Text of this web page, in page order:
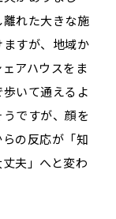
れた大きな施
すが、地域か
アハウスをま
いて通えるよ
ですが、顔を
の反応が「知
夫」へと変わ